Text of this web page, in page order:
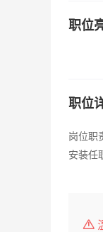
职位
职位
岗位职
安装任